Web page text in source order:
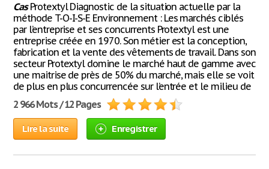
CasProtextyl Diagnostic de la situation actuelle par la
méthode T-O-I-S-E Environnement : Les marchés ciblés
par l’entreprise et ses concurrents Protextyl est une
entreprise créée en 1970. Son métier est la conception,
fabrication et la vente des vêtements de travail. Dans son
secteur Protextyl domine le marché haut de gamme avec
une maitrise de près de 50% du marché, mais elle se voit
de plus en plus concurrencée sur l’entrée et le milieu de
2 966 Mots / 12 Pages
Lire la suite Enregistrer